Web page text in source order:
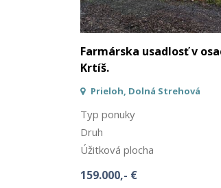
Farmárska usadlosť v
Krtíš.
Prieloh, Dolná Strehová
Typ ponuky
Druh
Úžitková plocha
159.000,- €